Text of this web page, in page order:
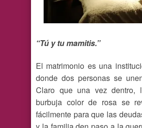
“Tú y tu mamitis.”
El matrimonio es una
donde dos personas se
Claro que una vez dentro,
burbuja color de rosa se
fácilmente para que las